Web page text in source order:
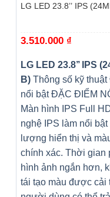
LG LED 23.8’’ IPS
3.510.000 ₫
LG LED 23.8’’ IPS
B)Thông số kỹ thuật
nổi bật ĐẶC ĐIỂM
Màn hình IPS Full
nghệ IPS làm nổi bật
lượng hiển thị và
chính xác. Thời gian
hình ảnh ngắn hơn,
tái tạo màu được cải